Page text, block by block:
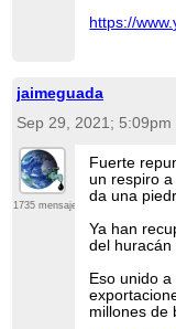
https://
jaimeguada
Sep 29, 2021; 5:09pm
1735 mensajes
Fuerte
un respiro
da una
Ya han
del huracán
Eso unido
millones de